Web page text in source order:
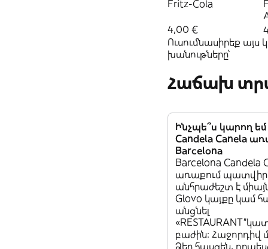
Fritz-Cola
4,00 €
Ուսումնասիրեք
խանութները՝
Հաճախ
Ինչպե՞ս կարող
Candela Canela
Barcelona
Barcelona Candela
առաքում
անհրաժեշտ է
Glovo կայքը կամ
անցնել
բաժին: Հաջորդիվ
Ձեր հասցեն,